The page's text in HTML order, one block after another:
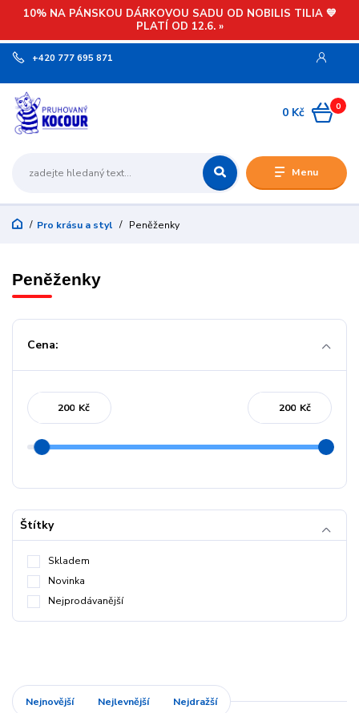
10% NA PÁNSKOU DÁRKOVOU SADU OD NOBILIS TILIA 💙
PLATÍ OD 12.6. »
Menu
+420 777 695 871
0
0 Kč
Pro krásu a styl Peněženky
Peněženky
Cena:
Kč Kč
Štítky
Skladem
Novinka
Nejprodávanější
Nejnovější Nejlevnější Nejdražší